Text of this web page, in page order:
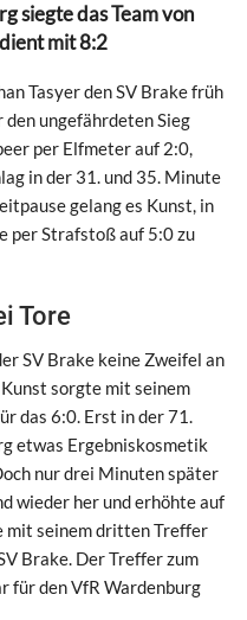
siegte das Team von
mit 8:2
Tasyer den SV Brake früh
den ungefährdeten Sieg
per Elfmeter auf 2:0,
in der 31. und 35. Minute
gelang es Kunst, in
per Strafstoß auf 5:0 zu
Tore
SV Brake keine Zweifel an
sorgte mit seinem
das 6:0. Erst in der 71.
etwas Ergebniskosmetik
nur drei Minuten später
wieder her und erhöhte auf
mit seinem dritten Treffer
Brake. Der Treffer zum
für den VfR Wardenburg